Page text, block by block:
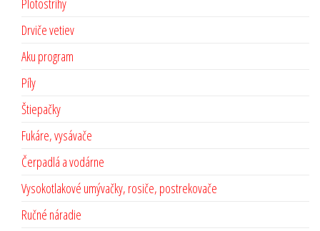
Drviče vetiev
Aku program
Píly
Štiepačky
Fukáre, vysávače
Čerpadlá a vodárne
Vysokotlakové umývačky, rosiče, postrekovače
Ručné náradie